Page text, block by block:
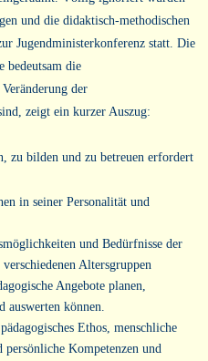
und die didaktisch-methodischen
Jugendministerkonferenz statt. Die
bedeutsam die
der
zeigt ein kurzer Auszug:
zu bilden und zu betreuen erfordert
in seiner Personalität und
und Bedürfnisse der
Altersgruppen
Angebote planen,
auswerten können.
Ethos, menschliche
Kompetenzen und